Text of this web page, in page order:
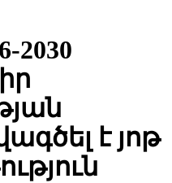
2030
է յոթ